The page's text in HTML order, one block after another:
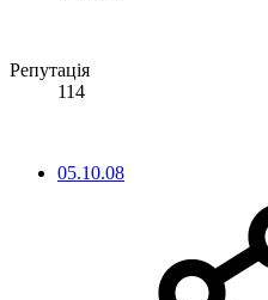
Репутація
114
05.10.08